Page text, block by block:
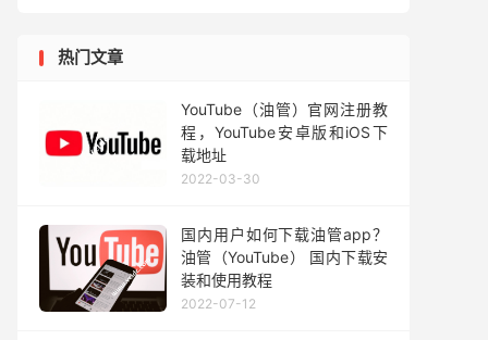
热门文章
YouTube（油管）官网注册教
程，YouTube安卓版和iOS下
载地址
2022-03-30
国内用户如何下载油管app？
油管（YouTube） 国内下载安
装和使用教程
2022-07-12